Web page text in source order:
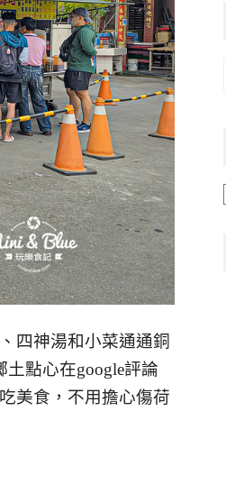
四神湯和小菜通通銅
點心在google評論
美食，不用擔心傷荷